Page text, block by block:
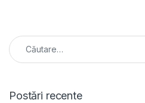
Caută după:
Postări recente